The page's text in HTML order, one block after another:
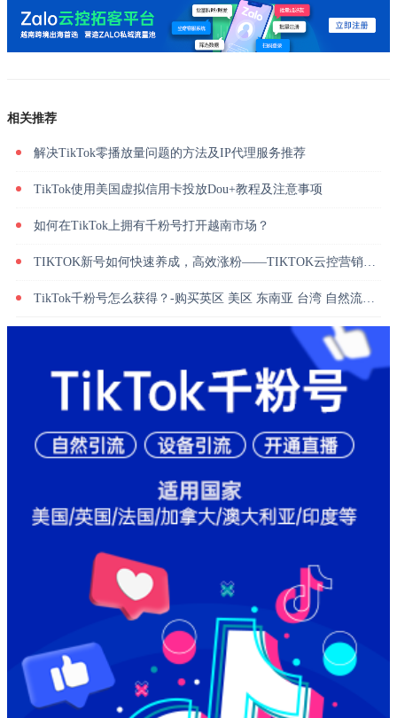
相关推荐
解决TikTok零播放量问题的方法及IP代理服务推荐
TikTok使用美国虚拟信用卡投放Dou+教程及注意事项
如何在TikTok上拥有千粉号打开越南市场？
TIKTOK新号如何快速养成，高效涨粉——TIKTOK云控营销系统
TikTok千粉号怎么获得？-购买英区 美区 东南亚 台湾 自然流量千粉